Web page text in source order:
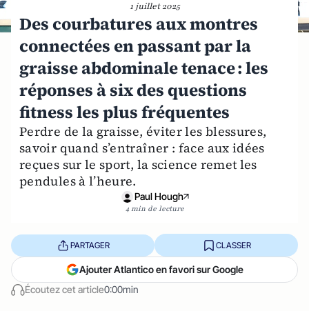
1 juillet 2025
Des courbatures aux montres
connectées en passant par la
graisse abdominale tenace : les
réponses à six des questions
fitness les plus fréquentes
Perdre de la graisse, éviter les blessures,
savoir quand s’entraîner : face aux idées
reçues sur le sport, la science remet les
pendules à l’heure.
Paul Hough
4 min de lecture
Écoutez cet article0:00min
PARTAGER CLASSER
Ajouter Atlantico en favori sur Google